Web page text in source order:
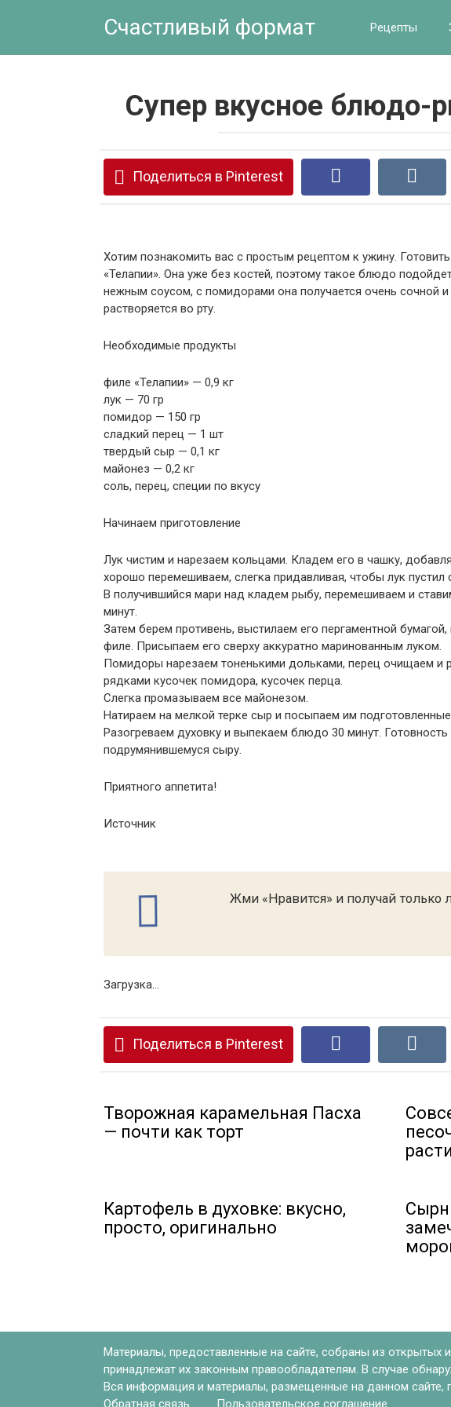
Счастливый формат Рецепты
Супер вкусное блюдо-
Поделиться в Pinterest
Хотим познакомить вас с простым рецептом к ужину.
«Телапии». Она уже без костей, поэтому такое блюдо
нежным соусом, с помидорами она получается очень сочной
растворяется во рту.
Необходимые продукты
филе «Телапии» — 0,9 кг
лук — 70 гр
помидор — 150 гр
сладкий перец — 1 шт
твердый сыр — 0,1 кг
майонез — 0,2 кг
соль, перец, специи по вкусу
Начинаем приготовление
Лук чистим и нарезаем кольцами. Кладем его в чашку,
хорошо перемешиваем, слегка придавливая, чтобы лук пустил
В получившийся мари над кладем рыбу, перемешиваем и
минут.
Затем берем противень, выстилаем его пергаментной
филе. Присыпаем его сверху аккуратно маринованным луком.
Помидоры нарезаем тоненькими дольками, перец очищаем
рядками кусочек помидора, кусочек перца.
Слегка промазываем все майонезом.
Натираем на мелкой терке сыр и посыпаем им
Разогреваем духовку и выпекаем блюдо 30 минут.
подрумянившемуся сыру.
Приятного аппетита!
Источник
Жми «Нравится» и получай только
Загрузка...
Поделиться в Pinterest
Творожная карамельная Пасха
— почти как торт
Картофель в духовке: вкусно,
просто, оригинально
Материалы, предоставленные на сайте, собраны из открытых
принадлежат их законным правообладателям. В случае
Вся информация и материалы, размещенные на данном сайте,
Обратная связь
Пользовательское соглашение